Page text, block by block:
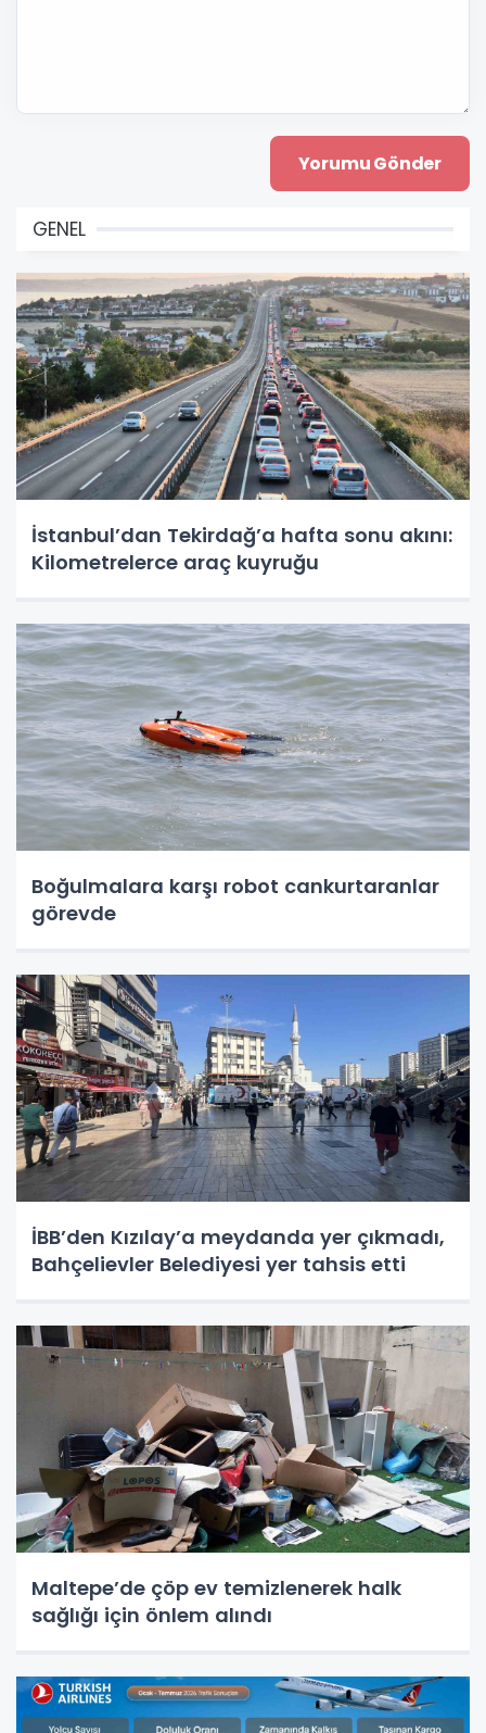
GENEL
İstanbul’dan Tekirdağ’a hafta sonu akını:
Kilometrelerce araç kuyruğu
Boğulmalara karşı robot cankurtaranlar
görevde
İBB’den Kızılay’a meydanda yer çıkmadı,
Bahçelievler Belediyesi yer tahsis etti
Maltepe’de çöp ev temizlenerek halk
sağlığı için önlem alındı